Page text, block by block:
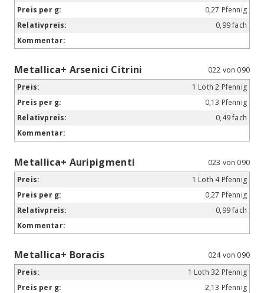
0,27 Pfennig
0,99 fach
Metallica+ Arsenici Citrini
022 von 090
1 Loth 2 Pfennig
0,13 Pfennig
0,49 fach
Metallica+ Auripigmenti
023 von 090
1 Loth 4 Pfennig
0,27 Pfennig
0,99 fach
Metallica+ Boracis
024 von 090
1 Loth 32 Pfennig
2,13 Pfennig